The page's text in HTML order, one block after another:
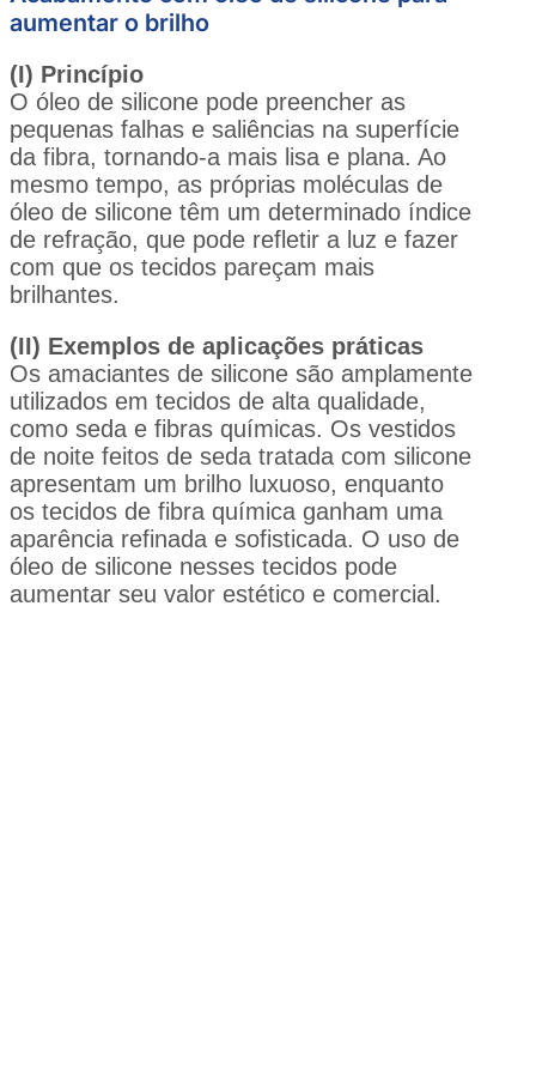
aumentar o brilho
(I) Princípio
O óleo de silicone pode preencher as
pequenas falhas e saliências na superfície
da fibra, tornando-a mais lisa e plana. Ao
mesmo tempo, as próprias moléculas de
óleo de silicone têm um determinado índice
de refração, que pode refletir a luz e fazer
com que os tecidos pareçam mais
brilhantes.
(II) Exemplos de aplicações práticas
Os amaciantes de silicone são amplamente
utilizados em tecidos de alta qualidade,
como seda e fibras químicas. Os vestidos
de noite feitos de seda tratada com silicone
apresentam um brilho luxuoso, enquanto
os tecidos de fibra química ganham uma
aparência refinada e sofisticada. O uso de
óleo de silicone nesses tecidos pode
aumentar seu valor estético e comercial.